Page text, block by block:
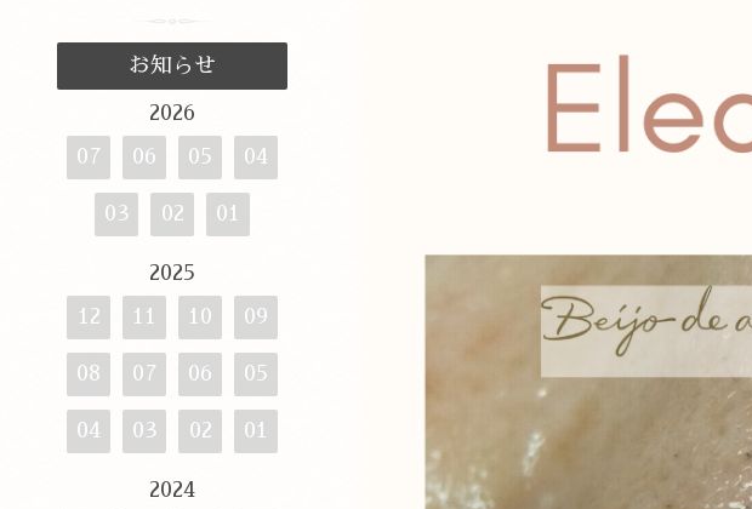
お知らせ
2026
07
06 05 04
03 02 01
2025
12
11 10 09
08 07 06 05
04 03 02 01
2024